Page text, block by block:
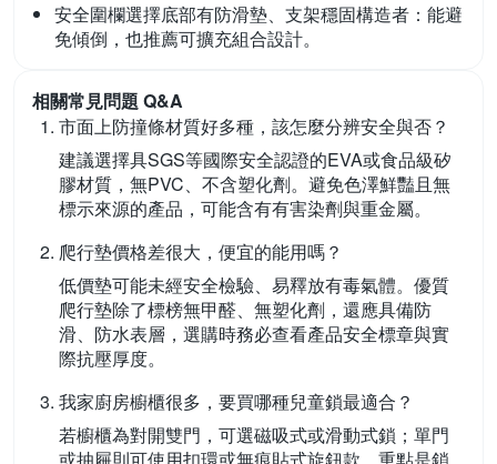
安全圍欄選擇底部有防滑墊、支架穩固構造者： 能避
免傾倒，也推薦可擴充組合設計。
相關常見問題 Q&A
市面上防撞條材質好多種，該怎麼分辨安全與否？
建議選擇具SGS等國際安全認證的EVA或食品級矽
膠材質，無PVC、不含塑化劑。避免色澤鮮豔且無
標示來源的產品，可能含有有害染劑與重金屬。
爬行墊價格差很大，便宜的能用嗎？
低價墊可能未經安全檢驗、易釋放有毒氣體。優質
爬行墊除了標榜無甲醛、無塑化劑，還應具備防
滑、防水表層，選購時務必查看產品安全標章與實
際抗壓厚度。
我家廚房櫥櫃很多，要買哪種兒童鎖最適合？
若櫥櫃為對開雙門，可選磁吸式或滑動式鎖；單門